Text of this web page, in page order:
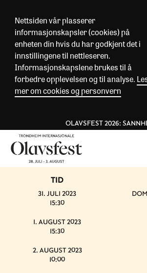
Nettsiden vår plasserer
informasjonskapsler (cookies) på
enheten din hvis du har godkjent det i
innstillingene til nettleseren.
Informasjonskapslene brukes til å
forbedre opplevelsen og til analyse.
mer om cookies og personvern
OLAVSFEST 2026:
TID
31. JULI 2023
15:30
1. AUGUST 2023
15:30
2. AUGUST 2023
10:00